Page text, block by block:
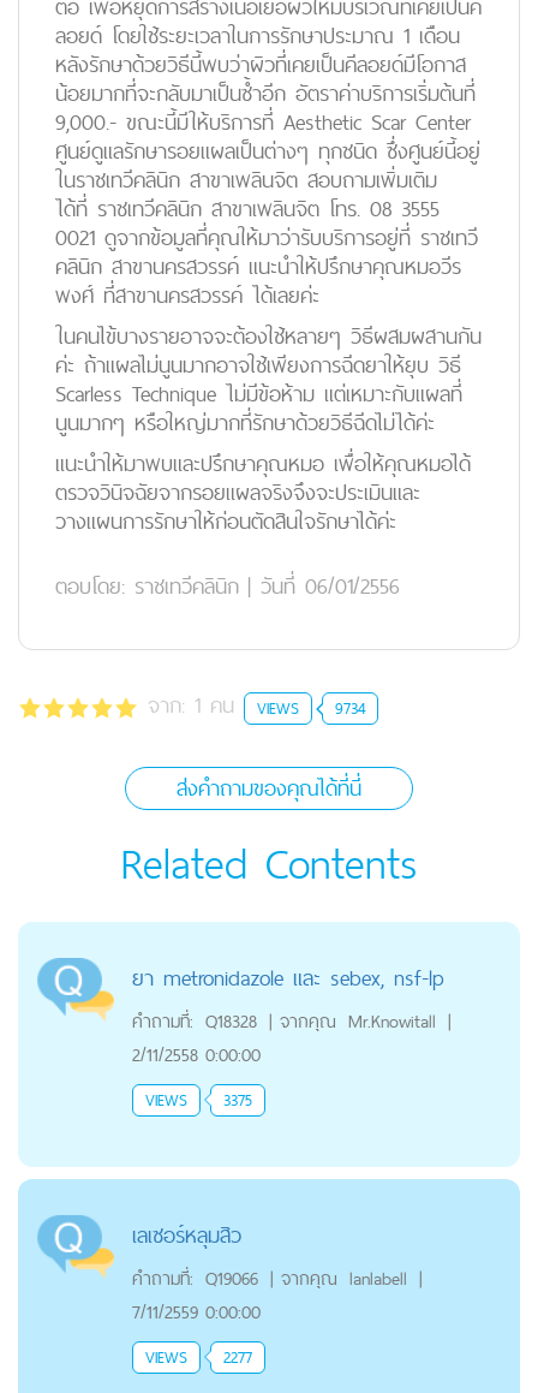
ลอยด์ โดยใช้ระยะเวลาในการรักษาประมาณ 1 เดือน
หลังรักษาด้วยวิธีนี้พบว่าผิวที่เคยเป็นคีลอยด์มีโอกาส
น้อยมากที่จะกลับมาเป็นซ้ำอีก อัตราค่าบริการเริ่มต้นที่
9,000.- ขณะนี้มีให้บริการที่ Aesthetic Scar Center
ศูนย์ดูแลรักษารอยแผลเป็นต่างๆ ทุกชนิด ซึ่งศูนย์นี้อยู่
ในราชเทวีคลินิก สาขาเพลินจิต สอบถามเพิ่มเติม
ได้ที่ ราชเทวีคลินิก สาขาเพลินจิต โทร. 08 3555
0021 ดูจากข้อมูลที่คุณให้มาว่ารับบริการอยู่ที่ ราชเทวี
คลินิก สาขานครสวรรค์ แนะนำให้ปรึกษาคุณหมอวีร
พงศ์ ที่สาขานครสวรรค์ ได้เลยค่ะ
ในคนไข้บางรายอาจจะต้องใช้หลายๆ วิธีผสมผสานกัน
ค่ะ ถ้าแผลไม่นูนมากอาจใช้เพียงการฉีดยาให้ยุบ วิธี
Scarless Technique ไม่มีข้อห้าม แต่เหมาะกับแผลที่
นูนมากๆ หรือใหญ่มากที่รักษาด้วยวิธีฉีดไม่ได้ค่ะ
แนะนำให้มาพบและปรึกษาคุณหมอ เพื่อให้คุณหมอได้
ตรวจวินิจฉัยจากรอยแผลจริงจึงจะประเมินและ
วางแผนการรักษาให้ก่อนตัดสินใจรักษาได้ค่ะ
ตอบโดย: ราชเทวีคลินิก | วันที่ 06/01/2556
จาก: 1 คน VIEWS 9734
ส่งคำถามของคุณได้ที่นี่
Related Contents
ยา metronidazole และ sebex, nsf-lp
คำถามที่: Q18328 | จากคุณ Mr.Knowitall |
2/11/2558 0:00:00
VIEWS 3375
เลเซอร์หลุมสิว
คำถามที่: Q19066 | จากคุณ lanlabell |
7/11/2559 0:00:00
VIEWS 2277